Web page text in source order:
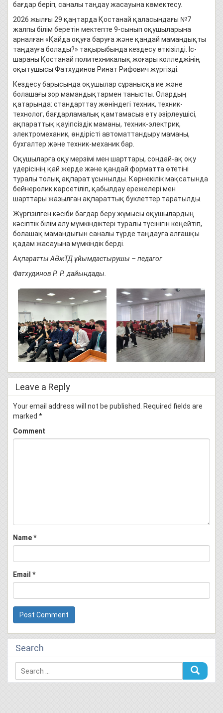
бағдар беріп, саналы таңдау жасауына көмектесу.
2026 жылғы 29 қаңтарда Қостанай қаласындағы №7
жалпы білім беретін мектепте 9-сынып оқушыларына
арналған «Қайда оқуға баруға және қандай мамандықты
таңдауға болады?» тақырыбында кездесу өткізілді. Іс-
шараны Қостанай политехникалық жоғары колледжінің
оқытушысы Фатхудинов Ринат Рифович жүргізді.
Кездесу барысында оқушылар сұранысқа ие және
болашағы зор мамандықтармен танысты. Олардың
қатарында: стандарттау жөніндегі техник, техник-
технолог, бағдарламалық қамтамасыз ету әзірлеушісі,
ақпараттық қауіпсіздік маманы, техник-электрик,
электромеханик, өндірісті автоматтандыру маманы,
бухгалтер және техник-механик бар.
Оқушыларға оқу мерзімі мен шарттары, сондай-ақ оқу
үдерісінің қай жерде және қандай форматта өтетіні
туралы толық ақпарат ұсынылды. Көрнекілік мақсатында
бейнеролик көрсетіліп, қабылдау ережелері мен
шарттары жазылған ақпараттық буклеттер таратылды.
Жүргізілген кәсіби бағдар беру жұмысы оқушылардың
кәсіптік білім алу мүмкіндіктері туралы түсінігін кеңейтіп,
болашақ мамандығын саналы түрде таңдауға алғашқы
қадам жасауына мүмкіндік берді.
Ақпаратты АӘжТД ұйымдастырушы – педагог
Фатхудинов Р. Р. дайындады.
Leave a Reply
Your email address will not be published. Required fields are
marked *
Comment
Name*
Email *
Search